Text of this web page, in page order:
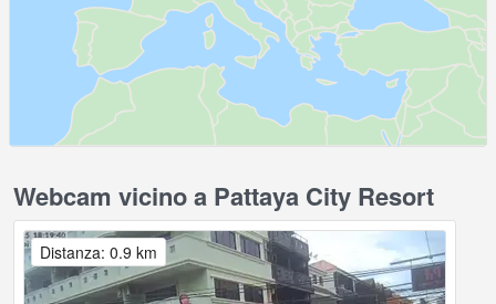
Webcam vicino a Pattaya City Resort
Distanza: 0.9 km